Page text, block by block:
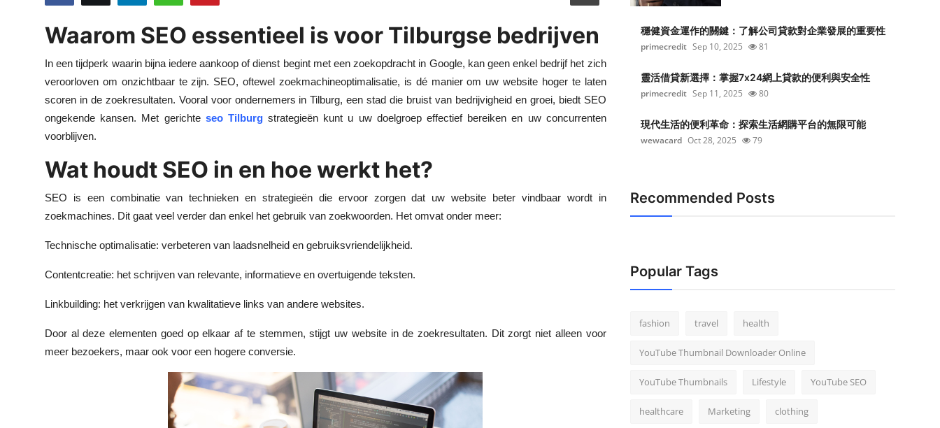
Crypto
Advertise with US
Top 10
Waarom SEO essentieel is voor Tilburgse bedrijven
In een tijdperk waarin bijna iedere aankoop of dienst begint met een zoekopdracht in Google, kan geen enkel bedrijf het zich
veroorloven om onzichtbaar te zijn. SEO, oftewel zoekmachineoptimalisatie, is dé manier om uw website hoger te laten
scoren in de zoekresultaten. Vooral voor ondernemers in Tilburg, een stad die bruist van bedrijvigheid en groei, biedt SEO
ongekende kansen. Met gerichte seo Tilburgstrategieën kunt u uw doelgroep effectief bereiken en uw concurrenten
voorblijven.
Wat houdt SEO in en hoe werkt het?
SEO is een combinatie van technieken en strategieën die ervoor zorgen dat uw website beter vindbaar wordt in
zoekmachines. Dit gaat veel verder dan enkel het gebruik van zoekwoorden. Het omvat onder meer:
Technische optimalisatie: verbeteren van laadsnelheid en gebruiksvriendelijkheid.
Contentcreatie: het schrijven van relevante, informatieve en overtuigende teksten.
Linkbuilding: het verkrijgen van kwalitatieve links van andere websites.
Door al deze elementen goed op elkaar af te stemmen, stijgt uw website in de zoekresultaten. Dit zorgt niet alleen voor
meer bezoekers, maar ook voor een hogere conversie.
穩健資金運作的關鍵：了解公司貸款對企業發展的重要性
primecredit Sep 10, 2025 81
靈活借貸新選擇：掌握7x24網上貸款的便利與安全性
primecredit Sep 11, 2025 80
現代生活的便利革命：探索生活網購平台的無限可能
wewacard Oct 28, 2025 79
Recommended Posts
Popular Tags
fashion travel health
YouTube Thumbnail Downloader Online
YouTube Thumbnails Lifestyle YouTube SEO
healthcare Marketing clothing